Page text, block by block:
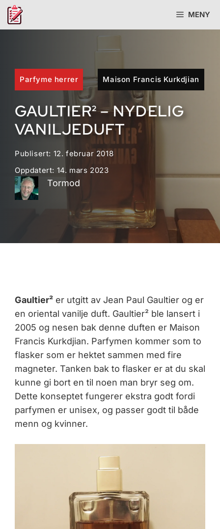
Hopp
MENY
Parfyme herrer Maison Francis Kurkdjian
GAULTIER² – NYDELIG
VANILJEDUFT
Publisert: 12. februar 2018
Oppdatert: 14. mars 2023
Tormod
Gaultier²er utgitt av Jean Paul Gaultier og er
en oriental vanilje duft. Gaultier² ble lansert i
2005 og nesen bak denne duften er Maison
Francis Kurkdjian. Parfymen kommer som to
flasker som er hektet sammen med fire
magneter. Tanken bak to flasker er at du skal
kunne gi bort en til noen man bryr seg om.
Dette konseptet fungerer ekstra godt fordi
parfymen er unisex, og passer godt til både
menn og kvinner.